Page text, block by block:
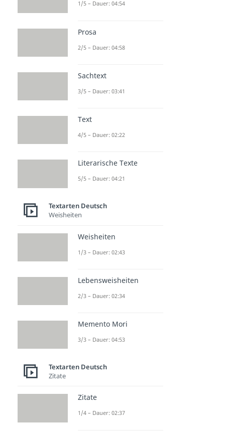
1/5 – Dauer: 04:54
Prosa
2/5 – Dauer: 04:58
Sachtext
3/5 – Dauer: 03:41
Text
4/5 – Dauer: 02:22
Literarische Texte
5/5 – Dauer: 04:21
Textarten Deutsch
Weisheiten
Weisheiten
1/3 – Dauer: 02:43
Lebensweisheiten
2/3 – Dauer: 02:34
Memento Mori
3/3 – Dauer: 04:53
Textarten Deutsch
Zitate
Zitate
1/4 – Dauer: 02:37